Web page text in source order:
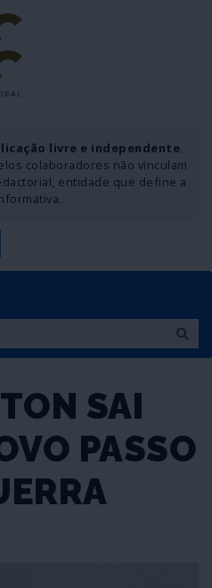
livre e independente.
colaboradores não vinculam
entidade que define a
SAI
PASSO